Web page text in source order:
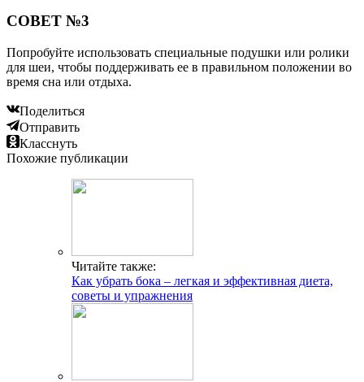
СОВЕТ №3
Попробуйте использовать специальные подушки или ролики
для шеи, чтобы поддерживать ее в правильном положении во
время сна или отдыха.
Поделиться
Отправить
Класснуть
Похожие публикации
Читайте также:
Как убрать бока – легкая и эффективная диета,
советы и упражнения